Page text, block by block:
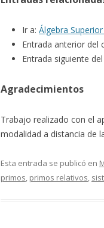
Ir a: Álgebra
Entrada anterior del
Entrada siguiente
Agradecimientos
Trabajo realizado con el
modalidad a distancia de
Esta entrada se publicó en
primos, primos relativos,